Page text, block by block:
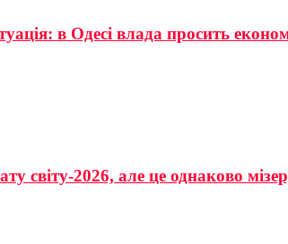
в Одесі влада просить
світу-2026, але це однаково